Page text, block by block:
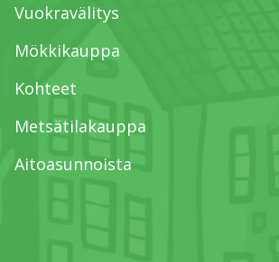
Vuokravälitys
Mökkikauppa
Kohteet
Metsätilakauppa
Aitoasunnoista